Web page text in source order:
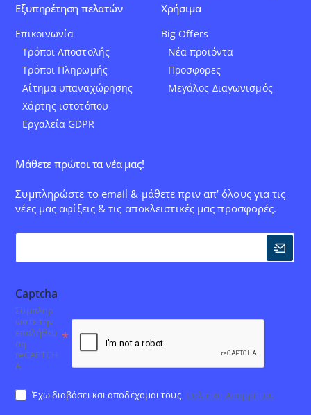
Εξυπηρέτηση πελατών
Επικοινωνία
Τρόποι Αποστολής
Τρόποι Πληρωμής
Αίτημα υπαναχώρησης
Χάρτης ιστοτόπου
Εργαλεία GDPR
Χρήσιμα
Big Offers
Νέα προϊόντα
Προσφορες
Μεγάλος Διαγωνισμός
Μάθετε πρώτοι τα νέα μας!
Συμπληρώστε το email & μάθετε πριν απ' όλους για τις
νέες μας αφίξεις & τις αποκλειστικές μας προσφορές.
Captcha
Συμπληρ
ώστε την
επαλήθευ
ση
reCAPTCH
A
Έχω διαβάσει και αποδέχομαι τους Πολιτική Απορρήτου